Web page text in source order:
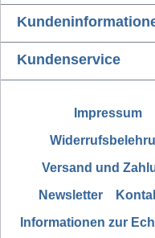
Kundenservice
Impressum
Versand und
Newsletter
Informationen zur